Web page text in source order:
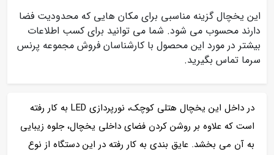
این یخچال گزینه مناسبی برای مکان هایی که محدودیت فضا
دارند محسوب می شود. شما می توانید برای کسب اطلاعات
بیشتر در مورد این محصول با کارشناسان فروش مجموعه پرنس
سرما تماس بگیرید.
در داخل این یخچال هتلی کوچک، نورپردازی LED به کار رفته
است که علاوه بر روشن کردن فضای داخلی یخچال، جلوه زیبایی
به آن می بخشد. عایق بندی به کار رفته در این دستگاه از نوع